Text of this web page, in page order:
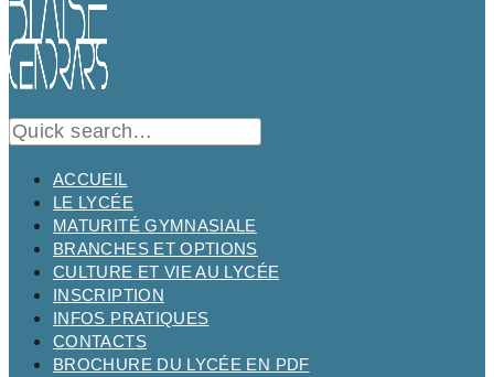
ACCUEIL
LE LYCÉE
MATURITÉ GYMNASIALE
BRANCHES ET OPTIONS
CULTURE ET VIE AU LYCÉE
INSCRIPTION
INFOS PRATIQUES
CONTACTS
BROCHURE DU LYCÉE EN PDF